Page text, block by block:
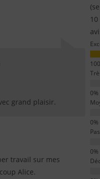
grand plaisir.
travail sur mes
Alice.
10